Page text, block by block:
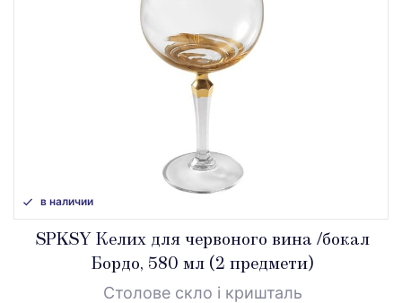
в наличии
SPKSY Келих для червоного вина /бокал
Бордо, 580 мл (2 предмети)
Столове скло і кришталь